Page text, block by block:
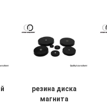
резина диска
магнита